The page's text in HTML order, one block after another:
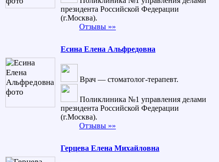
президента Российской Федерации
(г.Москва).
Отзывы »»
Есина Елена Альфредовна
Врач — стоматолог-терапевт.
Поликлиника №1 управления делами
президента Российской Федерации
(г.Москва).
Отзывы »»
Герцева Елена Михайловна